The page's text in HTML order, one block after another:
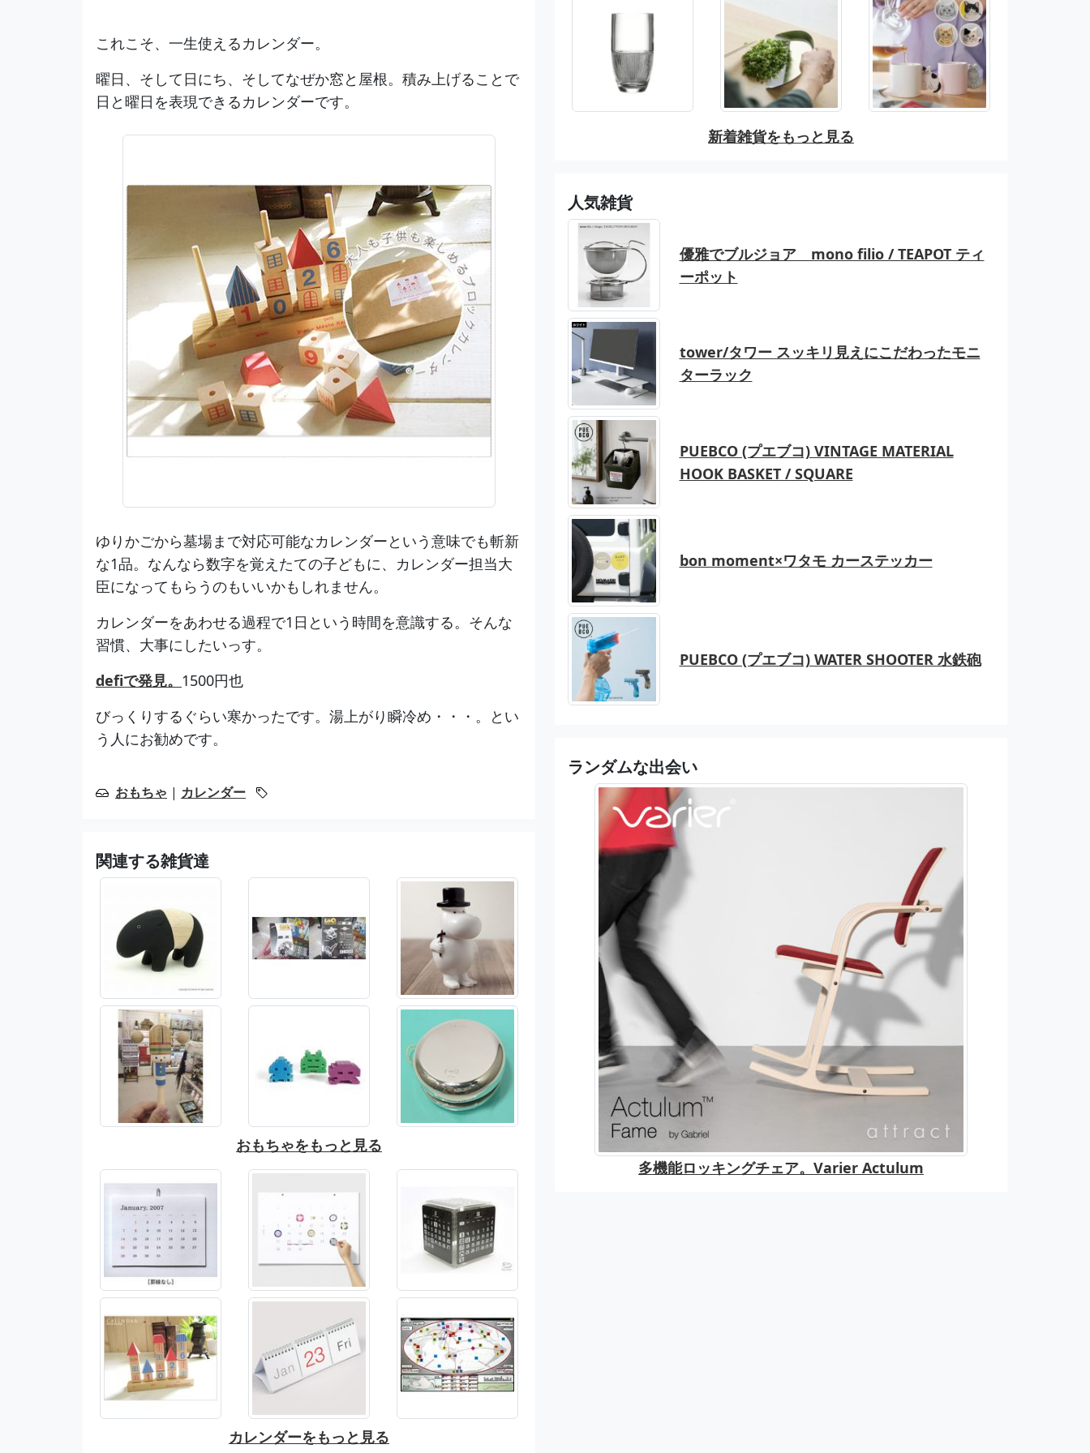
これこそ、一生使えるカレンダー。
曜日、そして日にち、そしてなぜか窓と屋根。積み上げることで
日と曜日を表現できるカレンダーです。
ゆりかごから墓場まで対応可能なカレンダーという意味でも斬新
な1品。なんなら数字を覚えたての子どもに、カレンダー担当大
臣になってもらうのもいいかもしれません。
カレンダーをあわせる過程で1日という時間を意識する。そんな
習慣、大事にしたいっす。
defiで発見。 1500円也
びっくりするぐらい寒かったです。湯上がり瞬冷め・・・。とい
う人にお勧めです。
おもちゃ | カレンダー
関連する雑貨達
おもちゃをもっと見る
カレンダーをもっと見る
新着雑貨をもっと見る
人気雑貨
優雅でブルジョア mono filio / TEAPOT ティ
ーポット
tower/タワー スッキリ見えにこだわったモニ
ターラック
PUEBCO (プエブコ) VINTAGE MATERIAL
HOOK BASKET / SQUARE
bon moment×ワタモ カーステッカー
PUEBCO (プエブコ) WATER SHOOTER 水鉄砲
ランダムな出会い
多機能ロッキングチェア。Varier Actulum